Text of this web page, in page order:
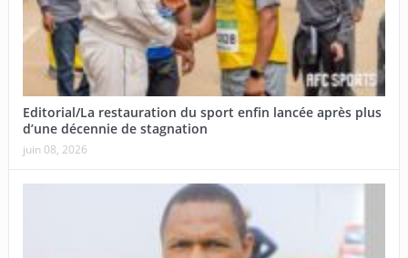
Editorial/La restauration du sport enfin lancée après plus
d’une décennie de stagnation
juin 08, 2026